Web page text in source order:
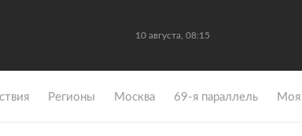
10 августа, 08:15
Регионы Москва 69-я параллель Моя